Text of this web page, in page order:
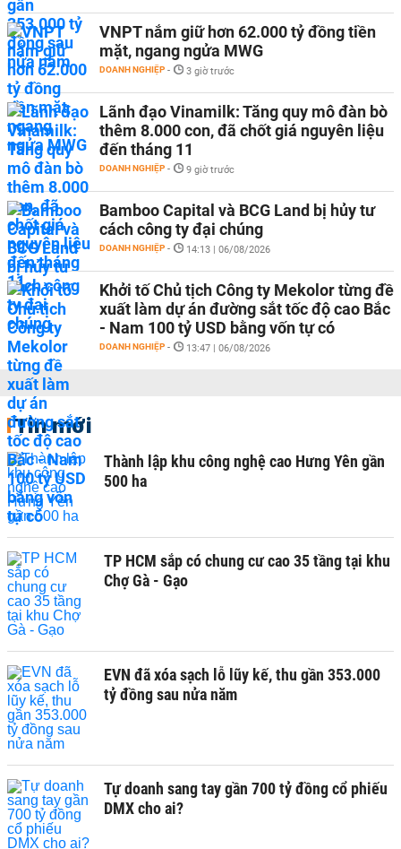
VNPT nắm giữ hơn 62.000 tỷ đồng tiền
mặt, ngang ngửa MWG
DOANH NGHIỆP - 3 giờ trước
Lãnh đạo Vinamilk: Tăng quy mô đàn bò
thêm 8.000 con, đã chốt giá nguyên liệu
đến tháng 11
DOANH NGHIỆP - 9 giờ trước
Bamboo Capital và BCG Land bị hủy tư
cách công ty đại chúng
DOANH NGHIỆP - 14:13 | 06/08/2026
Khởi tố Chủ tịch Công ty Mekolor từng đề
xuất làm dự án đường sắt tốc độ cao Bắc
- Nam 100 tỷ USD bằng vốn tự có
DOANH NGHIỆP - 13:47 | 06/08/2026
Tin mới
Thành lập khu công nghệ cao Hưng Yên gần
500 ha
TP HCM sắp có chung cư cao 35 tầng tại khu
Chợ Gà - Gạo
EVN đã xóa sạch lỗ lũy kế, thu gần 353.000
tỷ đồng sau nửa năm
Tự doanh sang tay gần 700 tỷ đồng cổ phiếu
DMX cho ai?